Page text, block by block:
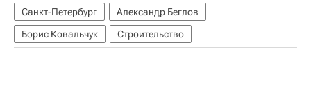
Санкт-Петербург
Александр Беглов
Борис Ковальчук
Строительство